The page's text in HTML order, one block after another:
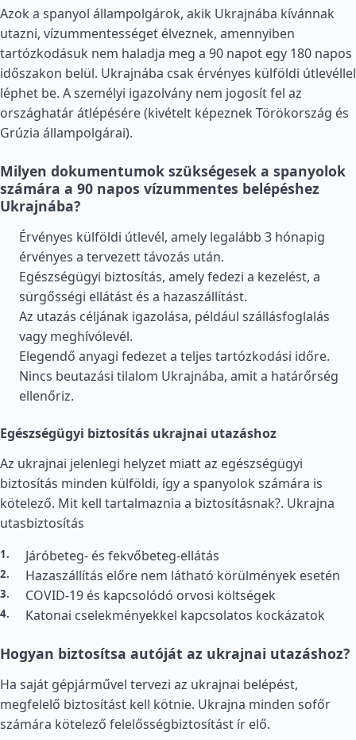
Azok a spanyol állampolgárok, akik Ukrajnába kívánnak
utazni, vízummentességet élveznek, amennyiben
tartózkodásuk nem haladja meg a 90 napot egy 180 napos
időszakon belül. Ukrajnába csak érvényes külföldi útlevéllel
léphet be. A személyi igazolvány nem jogosít fel az
országhatár átlépésére (kivételt képeznek Törökország és
Grúzia állampolgárai).
Milyen dokumentumok szükségesek a spanyolok
számára a 90 napos vízummentes belépéshez
Ukrajnába?
Érvényes külföldi útlevél, amely legalább 3 hónapig
érvényes a tervezett távozás után.
Egészségügyi biztosítás, amely fedezi a kezelést, a
sürgősségi ellátást és a hazaszállítást.
Az utazás céljának igazolása, például szállásfoglalás
vagy meghívólevél.
Elegendő anyagi fedezet a teljes tartózkodási időre.
Nincs beutazási tilalom Ukrajnába, amit a határőrség
ellenőriz.
Egészségügyi biztosítás ukrajnai utazáshoz
Az ukrajnai jelenlegi helyzet miatt az egészségügyi
biztosítás minden külföldi, így a spanyolok számára is
kötelező. Mit kell tartalmaznia a biztosításnak?. Ukrajna
utasbiztosítás
Járóbeteg- és fekvőbeteg-ellátás
Hazaszállítás előre nem látható körülmények esetén
COVID-19 és kapcsolódó orvosi költségek
Katonai cselekményekkel kapcsolatos kockázatok
Hogyan biztosítsa autóját az ukrajnai utazáshoz?
Ha saját gépjárművel tervezi az ukrajnai belépést,
megfelelő biztosítást kell kötnie. Ukrajna minden sofőr
számára kötelező felelősségbiztosítást ír elő.